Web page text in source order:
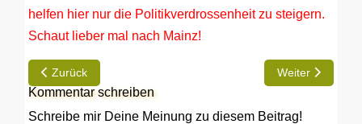
helfen hier nur die Politikverdrossenheit zu steigern.
Schaut lieber mal nach Mainz!
Vorheriger Beitrag: Anreise mit Hindernissen
Zurück Nächster
Weiter
Kommentar schreiben
Schreibe mir Deine Meinung zu diesem Beitrag!